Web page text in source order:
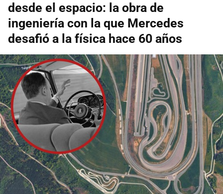
desde el espacio: la obra de
ingeniería con la que Mercedes
desafió a la física hace 60 años